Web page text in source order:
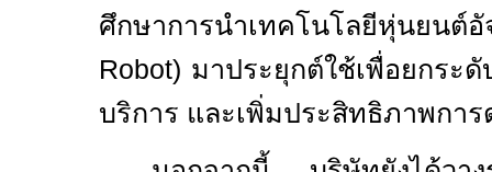
ศึกษาการนำเทคโนโลยีหุ่นย
Robot) มาประยุกต์ใช้เพื่อยกระ
บริการ และเพิ่มประสิทธิภาพกา